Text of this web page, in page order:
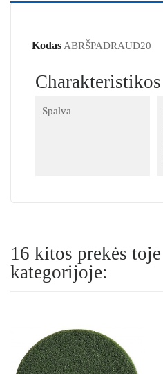
Kodas ABRŠPADRAUD20
Charakteristikos
Spalva
16 kitos prekės
kategorijoje: